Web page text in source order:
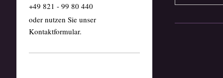
+49 821 - 99 80 440
oder nutzen Sie unser
Kontaktformular.